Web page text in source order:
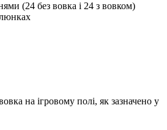
(24 без вовка і 24 з вовком)
на ігровому полі, як зазначено у